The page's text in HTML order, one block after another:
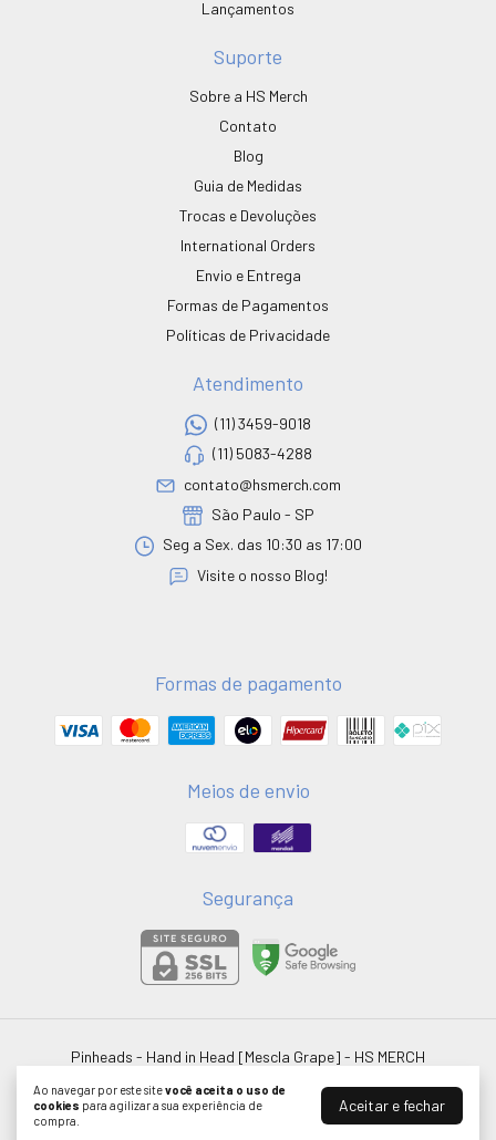
Ao navegar por este sitevocê aceita o uso de
cookies para agilizar a sua experiência de
compra.
Aceitar e fechar
Lançamentos
Suporte
Sobre a HS Merch
Contato
Blog
Guia de Medidas
Trocas e Devoluções
International Orders
Envio e Entrega
Formas de Pagamentos
Políticas de Privacidade
Atendimento
(11) 3459-9018
(11) 5083-4288
contato@hsmerch.com
São Paulo - SP
Seg a Sex. das 10:30 as 17:00
Visite o nosso Blog!
Formas de pagamento
Meios de envio
Segurança
Pinheads - Hand in Head [Mescla Grape] - HS MERCH